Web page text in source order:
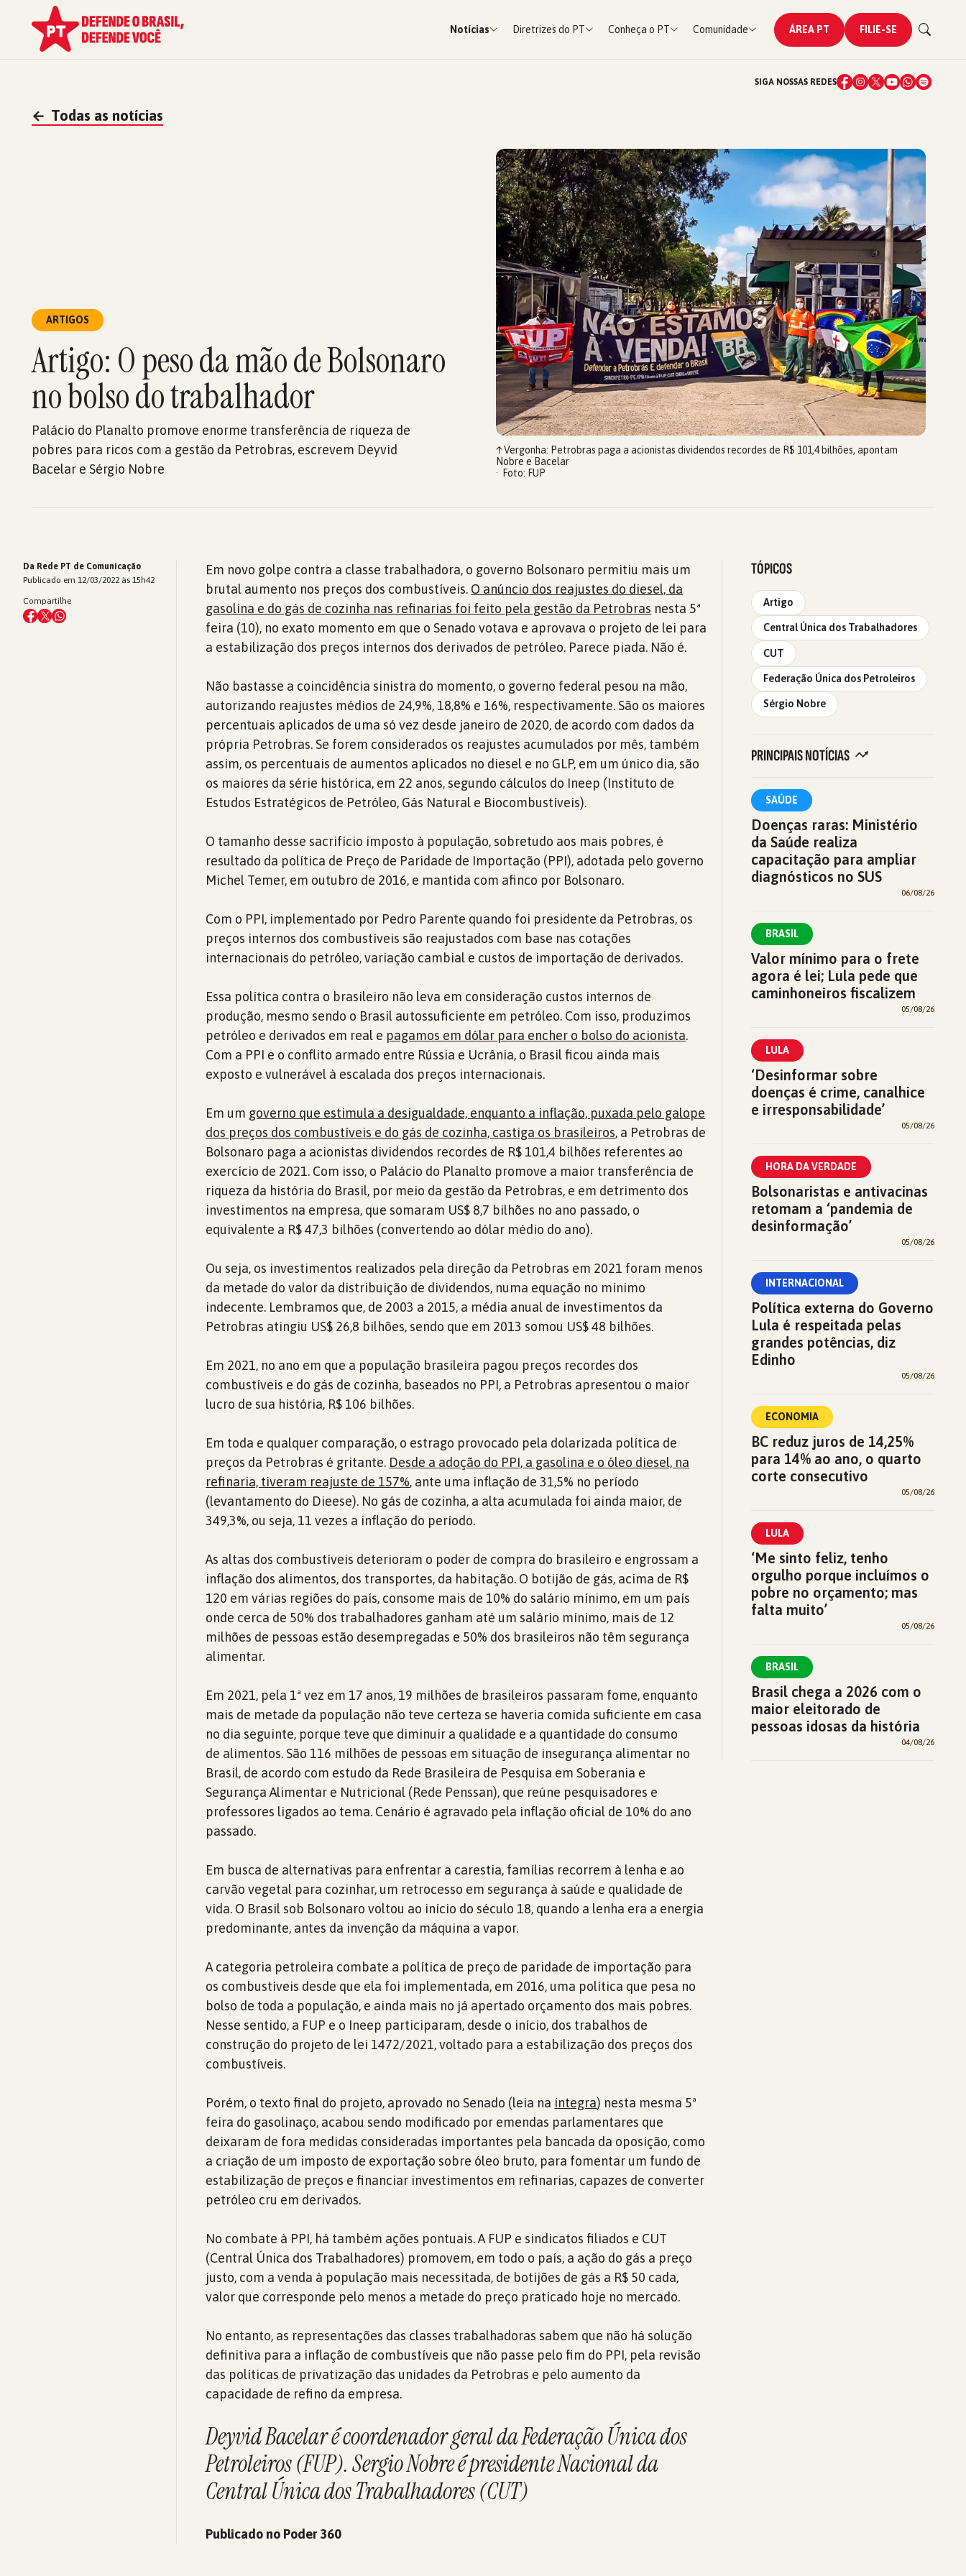
Notícias Diretrizes do PT Conheça o PT Comunidade ÁREA PT FILIE-SE
SIGA NOSSAS REDES
← Todas as notícias
ARTIGOS
Artigo: O peso da mão de Bolsonaro
no bolso do trabalhador
Palácio do Planalto promove enorme transferência de riqueza de
pobres para ricos com a gestão da Petrobras, escrevem Deyvid
Bacelar e Sérgio Nobre
↑Vergonha: Petrobras paga a acionistas dividendos recordes de R$ 101,4 bilhões, apontam
Nobre e Bacelar
Foto: FUP
Da Rede PT de Comunicação
Publicado em 12/03/2022 às 15h42
Compartilhe
Em novo golpe contra a classe trabalhadora, o governo Bolsonaro permitiu mais um
brutal aumento nos preços dos combustíveis. O anúncio dos reajustes do diesel, da
gasolina e do gás de cozinha nas refinarias foi feito pela gestão da Petrobras nesta 5ª
feira (10), no exato momento em que o Senado votava e aprovava o projeto de lei para
a estabilização dos preços internos dos derivados de petróleo. Parece piada. Não é.
Não bastasse a coincidência sinistra do momento, o governo federal pesou na mão,
autorizando reajustes médios de 24,9%, 18,8% e 16%, respectivamente. São os maiores
percentuais aplicados de uma só vez desde janeiro de 2020, de acordo com dados da
própria Petrobras. Se forem considerados os reajustes acumulados por mês, também
assim, os percentuais de aumentos aplicados no diesel e no GLP, em um único dia, são
os maiores da série histórica, em 22 anos, segundo cálculos do Ineep (Instituto de
Estudos Estratégicos de Petróleo, Gás Natural e Biocombustíveis).
O tamanho desse sacrifício imposto à população, sobretudo aos mais pobres, é
resultado da política de Preço de Paridade de Importação (PPI), adotada pelo governo
Michel Temer, em outubro de 2016, e mantida com afinco por Bolsonaro.
Com o PPI, implementado por Pedro Parente quando foi presidente da Petrobras, os
preços internos dos combustíveis são reajustados com base nas cotações
internacionais do petróleo, variação cambial e custos de importação de derivados.
Essa política contra o brasileiro não leva em consideração custos internos de
produção, mesmo sendo o Brasil autossuficiente em petróleo. Com isso, produzimos
petróleo e derivados em real e pagamos em dólar para encher o bolso do acionista.
Com a PPI e o conflito armado entre Rússia e Ucrânia, o Brasil ficou ainda mais
exposto e vulnerável à escalada dos preços internacionais.
Em um governo que estimula a desigualdade, enquanto a inflação, puxada pelo galope
dos preços dos combustíveis e do gás de cozinha, castiga os brasileiros, a Petrobras de
Bolsonaro paga a acionistas dividendos recordes de R$ 101,4 bilhões referentes ao
exercício de 2021. Com isso, o Palácio do Planalto promove a maior transferência de
riqueza da história do Brasil, por meio da gestão da Petrobras, e em detrimento dos
investimentos na empresa, que somaram US$ 8,7 bilhões no ano passado, o
equivalente a R$ 47,3 bilhões (convertendo ao dólar médio do ano).
Ou seja, os investimentos realizados pela direção da Petrobras em 2021 foram menos
da metade do valor da distribuição de dividendos, numa equação no mínimo
indecente. Lembramos que, de 2003 a 2015, a média anual de investimentos da
Petrobras atingiu US$ 26,8 bilhões, sendo que em 2013 somou US$ 48 bilhões.
Em 2021, no ano em que a população brasileira pagou preços recordes dos
combustíveis e do gás de cozinha, baseados no PPI, a Petrobras apresentou o maior
lucro de sua história, R$ 106 bilhões.
Em toda e qualquer comparação, o estrago provocado pela dolarizada política de
preços da Petrobras é gritante. Desde a adoção do PPI, a gasolina e o óleo diesel, na
refinaria, tiveram reajuste de 157%, ante uma inflação de 31,5% no período
(levantamento do Dieese). No gás de cozinha, a alta acumulada foi ainda maior, de
349,3%, ou seja, 11 vezes a inflação do período.
As altas dos combustíveis deterioram o poder de compra do brasileiro e engrossam a
inflação dos alimentos, dos transportes, da habitação. O botijão de gás, acima de R$
120 em várias regiões do país, consome mais de 10% do salário mínimo, em um país
onde cerca de 50% dos trabalhadores ganham até um salário mínimo, mais de 12
milhões de pessoas estão desempregadas e 50% dos brasileiros não têm segurança
alimentar.
Em 2021, pela 1ª vez em 17 anos, 19 milhões de brasileiros passaram fome, enquanto
mais de metade da população não teve certeza se haveria comida suficiente em casa
no dia seguinte, porque teve que diminuir a qualidade e a quantidade do consumo
de alimentos. São 116 milhões de pessoas em situação de insegurança alimentar no
Brasil, de acordo com estudo da Rede Brasileira de Pesquisa em Soberania e
Segurança Alimentar e Nutricional (Rede Penssan), que reúne pesquisadores e
professores ligados ao tema. Cenário é agravado pela inflação oficial de 10% do ano
passado.
Em busca de alternativas para enfrentar a carestia, famílias recorrem à lenha e ao
carvão vegetal para cozinhar, um retrocesso em segurança à saúde e qualidade de
vida. O Brasil sob Bolsonaro voltou ao início do século 18, quando a lenha era a energia
predominante, antes da invenção da máquina a vapor.
A categoria petroleira combate a política de preço de paridade de importação para
os combustíveis desde que ela foi implementada, em 2016, uma política que pesa no
bolso de toda a população, e ainda mais no já apertado orçamento dos mais pobres.
Nesse sentido, a FUP e o Ineep participaram, desde o início, dos trabalhos de
construção do projeto de lei 1472/2021, voltado para a estabilização dos preços dos
combustíveis.
Porém, o texto final do projeto, aprovado no Senado (leia na íntegra) nesta mesma 5ª
feira do gasolinaço, acabou sendo modificado por emendas parlamentares que
deixaram de fora medidas consideradas importantes pela bancada da oposição, como
a criação de um imposto de exportação sobre óleo bruto, para fomentar um fundo de
estabilização de preços e financiar investimentos em refinarias, capazes de converter
petróleo cru em derivados.
No combate à PPI, há também ações pontuais. A FUP e sindicatos filiados e CUT
(Central Única dos Trabalhadores) promovem, em todo o país, a ação do gás a preço
justo, com a venda à população mais necessitada, de botijões de gás a R$ 50 cada,
valor que corresponde pelo menos a metade do preço praticado hoje no mercado.
No entanto, as representações das classes trabalhadoras sabem que não há solução
definitiva para a inflação de combustíveis que não passe pelo fim do PPI, pela revisão
das políticas de privatização das unidades da Petrobras e pelo aumento da
capacidade de refino da empresa.
Deyvid Bacelar é coordenador geral da Federação Única dos
Petroleiros (FUP). Sergio Nobre é presidente Nacional da
Central Única dos Trabalhadores (CUT)
Publicado no Poder 360
TÓPICOS
Artigo
Central Única dos Trabalhadores
CUT
Federação Única dos Petroleiros
Sérgio Nobre
PRINCIPAIS NOTÍCIAS
SAÚDE
Doenças raras: Ministério
da Saúde realiza
capacitação para ampliar
diagnósticos no SUS
06/08/26
BRASIL
Valor mínimo para o frete
agora é lei; Lula pede que
caminhoneiros fiscalizem
05/08/26
LULA
‘Desinformar sobre
doenças é crime, canalhice
e irresponsabilidade’
05/08/26
HORA DA VERDADE
Bolsonaristas e antivacinas
retomam a ‘pandemia de
desinformação’
05/08/26
INTERNACIONAL
Política externa do Governo
Lula é respeitada pelas
grandes potências, diz
Edinho
05/08/26
ECONOMIA
BC reduz juros de 14,25%
para 14% ao ano, o quarto
corte consecutivo
05/08/26
LULA
‘Me sinto feliz, tenho
orgulho porque incluímos o
pobre no orçamento; mas
falta muito’
05/08/26
BRASIL
Brasil chega a 2026 com o
maior eleitorado de
pessoas idosas da história
04/08/26